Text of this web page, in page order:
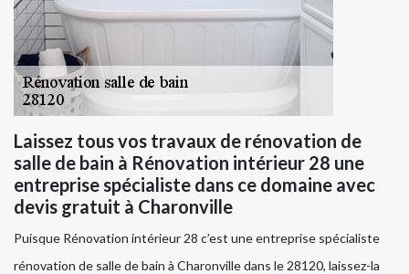
Laissez tous vos travaux de rénovation de
salle de bain à Rénovation intérieur 28 une
entreprise spécialiste dans ce domaine avec
devis gratuit à Charonville
Puisque Rénovation intérieur 28 c’est une entreprise spécialiste
rénovation de salle de bain à Charonville dans le 28120, laissez-la